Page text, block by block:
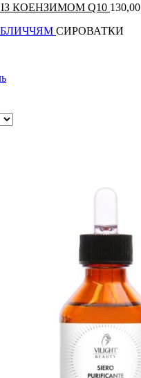
КОЕНЗИМОМ Q10 130,00
СИРОВАТКИ